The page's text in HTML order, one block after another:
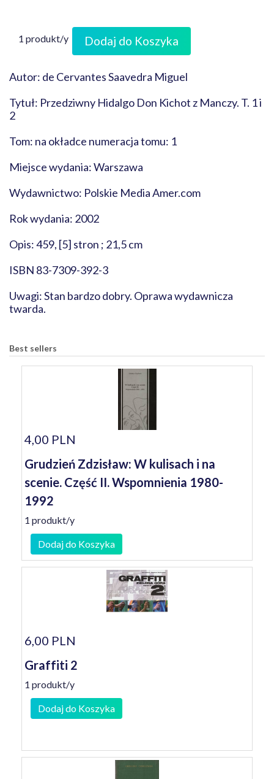
1 produkt/y Dodaj do Koszyka
Autor: de Cervantes Saavedra Miguel
Tytuł: Przedziwny Hidalgo Don Kichot z Manczy. T. 1 i
2
Tom: na okładce numeracja tomu: 1
Miejsce wydania: Warszawa
Wydawnictwo: Polskie Media Amer.com
Rok wydania: 2002
Opis: 459, [5] stron ; 21,5 cm
ISBN 83-7309-392-3
Uwagi: Stan bardzo dobry. Oprawa wydawnicza
twarda.
Best sellers
4,00 PLN
Grudzień Zdzisław: W kulisach i na
scenie. Część II. Wspomnienia 1980-
1992
1 produkt/y
Dodaj do Koszyka
6,00 PLN
Graffiti 2
1 produkt/y
Dodaj do Koszyka